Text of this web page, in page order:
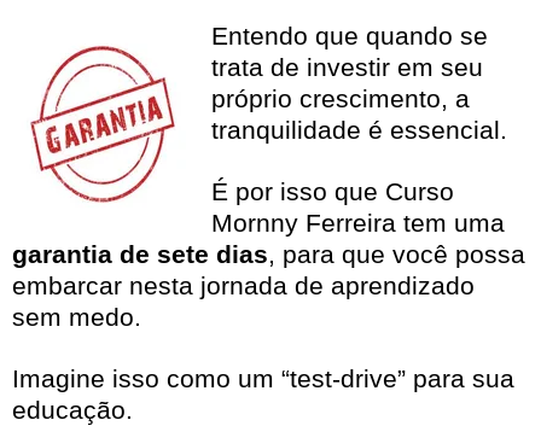
Entendo que quando se
trata de investir em seu
próprio crescimento, a
tranquilidade é essencial.
É por isso que Curso
Mornny Ferreira tem uma
garantia de sete dias, para que você possa
embarcar nesta jornada de aprendizado
sem medo.
Imagine isso como um “test-drive” para sua
educação.